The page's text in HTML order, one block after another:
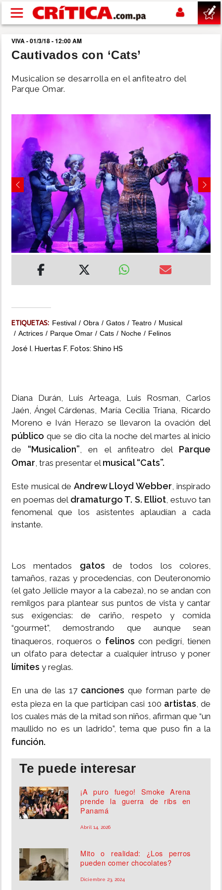
Pasar al contenido principal
buscar
SHOW
DEPORTES
MUNDO
INSÓLITAS
MULTIMEDIA
VIVA - 01/3/18 - 12:00 AM
Cautivados con ‘Cats’
Musicalion se desarrolla en el anfiteatro del
Parque Omar.
Previous Next
ETIQUETAS: Festival Obra Gatos Teatro
Musical
Actrices
Parque Omar Cats Noche Felinos
José I. Huertas F. Fotos: Shino HS
Diana Durán, Luis Arteaga, Luis Rosman, Carlos
Jaén, Ángel Cárdenas, María Cecilia Triana, Ricardo
Moreno e Iván Herazo se llevaron la ovación del
público que se dio cita la noche del martes al inicio
de “Musicalion”, en el anfiteatro del Parque
Omar, tras presentar el musical “Cats”.
Este musical de Andrew Lloyd Webber, inspirado
en poemas del dramaturgo T. S. Elliot, estuvo tan
fenomenal que los asistentes aplaudían a cada
instante.
Los mentados gatos de todos los colores,
tamaños, razas y procedencias, con Deuteronomio
(el gato Jellicle mayor a la cabeza), no se andan con
remilgos para plantear sus puntos de vista y cantar
sus exigencias: de cariño, respeto y comida
“gourmet”, demostrando que aunque sean
tinaqueros, roqueros o felinos con pedigrí, tienen
un olfato para detectar a cualquier intruso y poner
límites y reglas.
En una de las 17 canciones que forman parte de
esta pieza en la que participan casi 100 artistas, de
los cuales más de la mitad son niños, afirman que “un
maullido no es un ladrido”, tema que puso fin a la
función.
Te puede interesar
¡A puro fuego! Smoke Arena
prende la guerra de ribs en
Panamá
Abril 14, 2026
Mito o realidad: ¿Los perros
pueden comer chocolates?
Diciembre 23, 2024